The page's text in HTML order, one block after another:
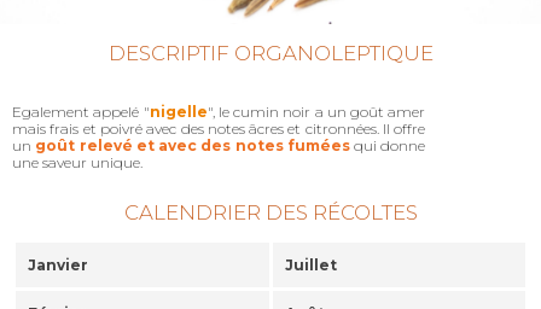
DESCRIPTIF ORGANOLEPTIQUE
Egalement appelé "nigelle", le cumin noir a un goût amer
mais frais et poivré avec des notes âcres et citronnées. Il offre
un goût relevé et avec des notes fuméesqui donne
une saveur unique.
CALENDRIER DES RÉCOLTES
Janvier Juillet